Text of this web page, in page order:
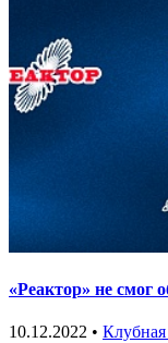
«Реактор» не смог
10.12.2022 •